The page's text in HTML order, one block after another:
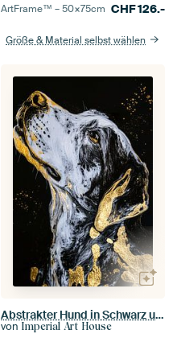
ArtFrame™ –50×75cm CHF126.-
Größe & Material selbst wählen
Abstrakter Hund in Schwarz und Gold
von Imperial Art House